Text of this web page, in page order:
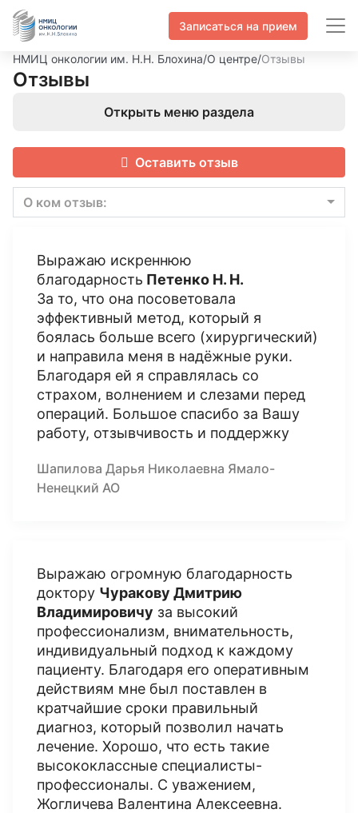
Записаться на прием
НМИЦ онкологии им. Н.Н. Блохина/О центре/Отзывы
Отзывы
Открыть меню раздела
Оставить отзыв
О ком отзыв:
Выражаю искреннюю
благодарность Петенко Н. Н.
За то, что она посоветовала
эффективный метод, который я
боялась больше всего (хирургический)
и направила меня в надёжные руки.
Благодаря ей я справлялась со
страхом, волнением и слезами перед
операций. Большое спасибо за Вашу
работу, отзывчивость и поддержку
Шапилова Дарья Николаевна Ямало-
Ненецкий АО
Выражаю огромную благодарность
доктору Чуракову Дмитрию
Владимировичу за высокий
профессионализм, внимательность,
индивидуальный подход к каждому
пациенту. Благодаря его оперативным
действиям мне был поставлен в
кратчайшие сроки правильный
диагноз, который позволил начать
лечение. Хорошо, что есть такие
высококлассные специалисты-
профессионалы. С уважением,
Жогличева Валентина Алексеевна.